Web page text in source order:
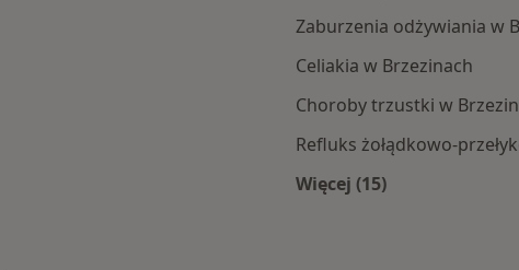
Zaburzenia odżywiania w
Celiakia w Brzezinach
Choroby trzustki w
Refluks żołądkowo-
Więcej (15)